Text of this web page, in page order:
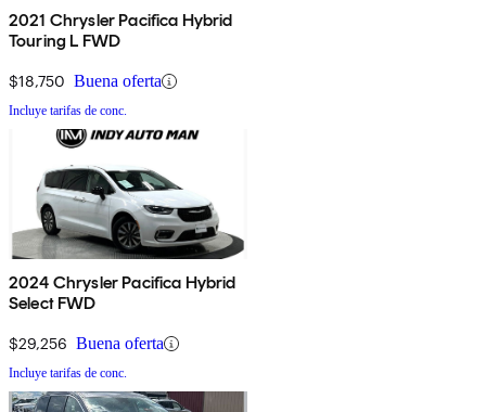
2021 Chrysler Pacifica Hybrid
Touring L FWD
$18,750 Buena oferta
Incluye tarifas de conc.
2024 Chrysler Pacifica Hybrid
Select FWD
$29,256 Buena oferta
Incluye tarifas de conc.